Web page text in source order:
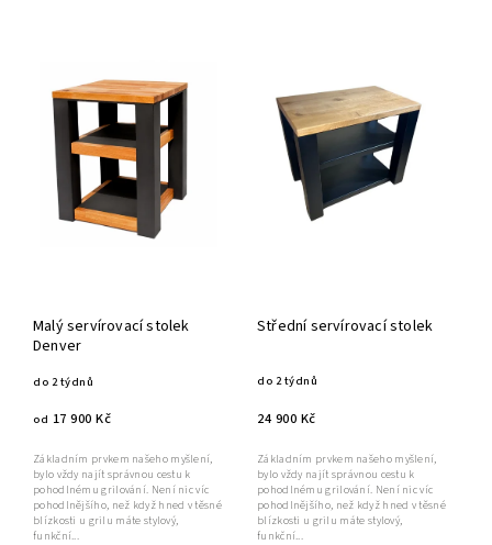
Malý servírovací stolek
Denver
do 2 týdnů
od 17 900 Kč
Základním prvkem našeho myšlení,
bylo vždy najít správnou cestu k
pohodlnému grilování. Není nic víc
pohodlnějšího, než když hned v těsné
blízkosti u grilu máte stylový,
funkční...
Střední servírovací stolek
do 2 týdnů
24 900 Kč
Základním prvkem našeho myšlení,
bylo vždy najít správnou cestu k
pohodlnému grilování. Není nic víc
pohodlnějšího, než když hned v těsné
blízkosti u grilu máte stylový,
funkční...